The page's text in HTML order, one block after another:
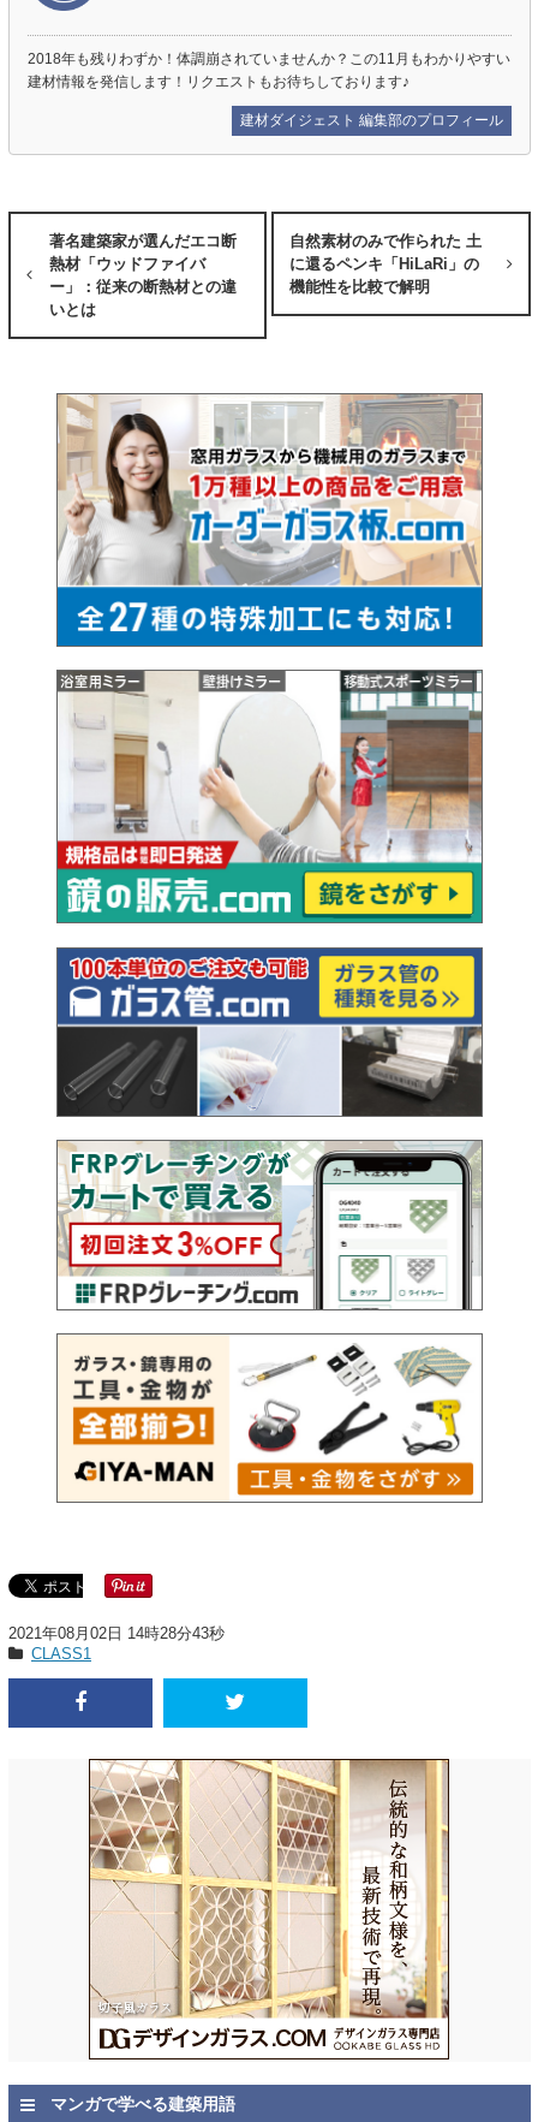
2018年も残りわずか！体調崩されていませんか？この11月もわかりやすい
建材情報を発信します！リクエストもお待ちしております♪
建材ダイジェスト 編集部のプロフィール
著名建築家が選んだエコ断
熱材「ウッドファイバ
ー」：従来の断熱材との違
いとは
自然素材のみで作られた 土
に還るペンキ「HiLaRi」の
機能性を比較で解明
2021年08月02日 14時28分43秒
CLASS1
マンガで学べる建築用語